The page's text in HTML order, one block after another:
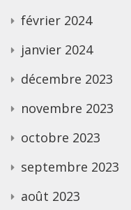
février 2024
janvier 2024
décembre 2023
novembre 2023
octobre 2023
septembre 2023
août 2023